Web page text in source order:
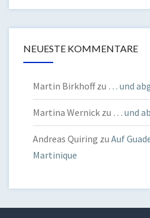
NEUESTE KOMMENTARE
Martin Birkhoffzu … und
Martina Wernick zu … und
Andreas Quiring zu Auf
Martinique